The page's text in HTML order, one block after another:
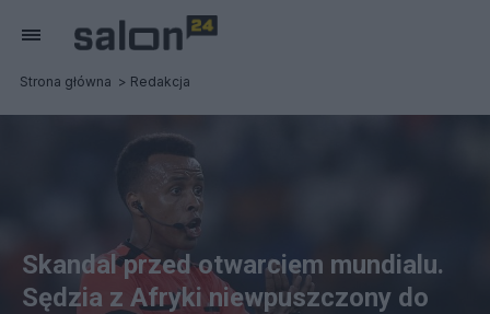
Strona główna Redakcja
Skandal przed otwarciem mundialu.
Sędzia z Afryki niewpuszczony do